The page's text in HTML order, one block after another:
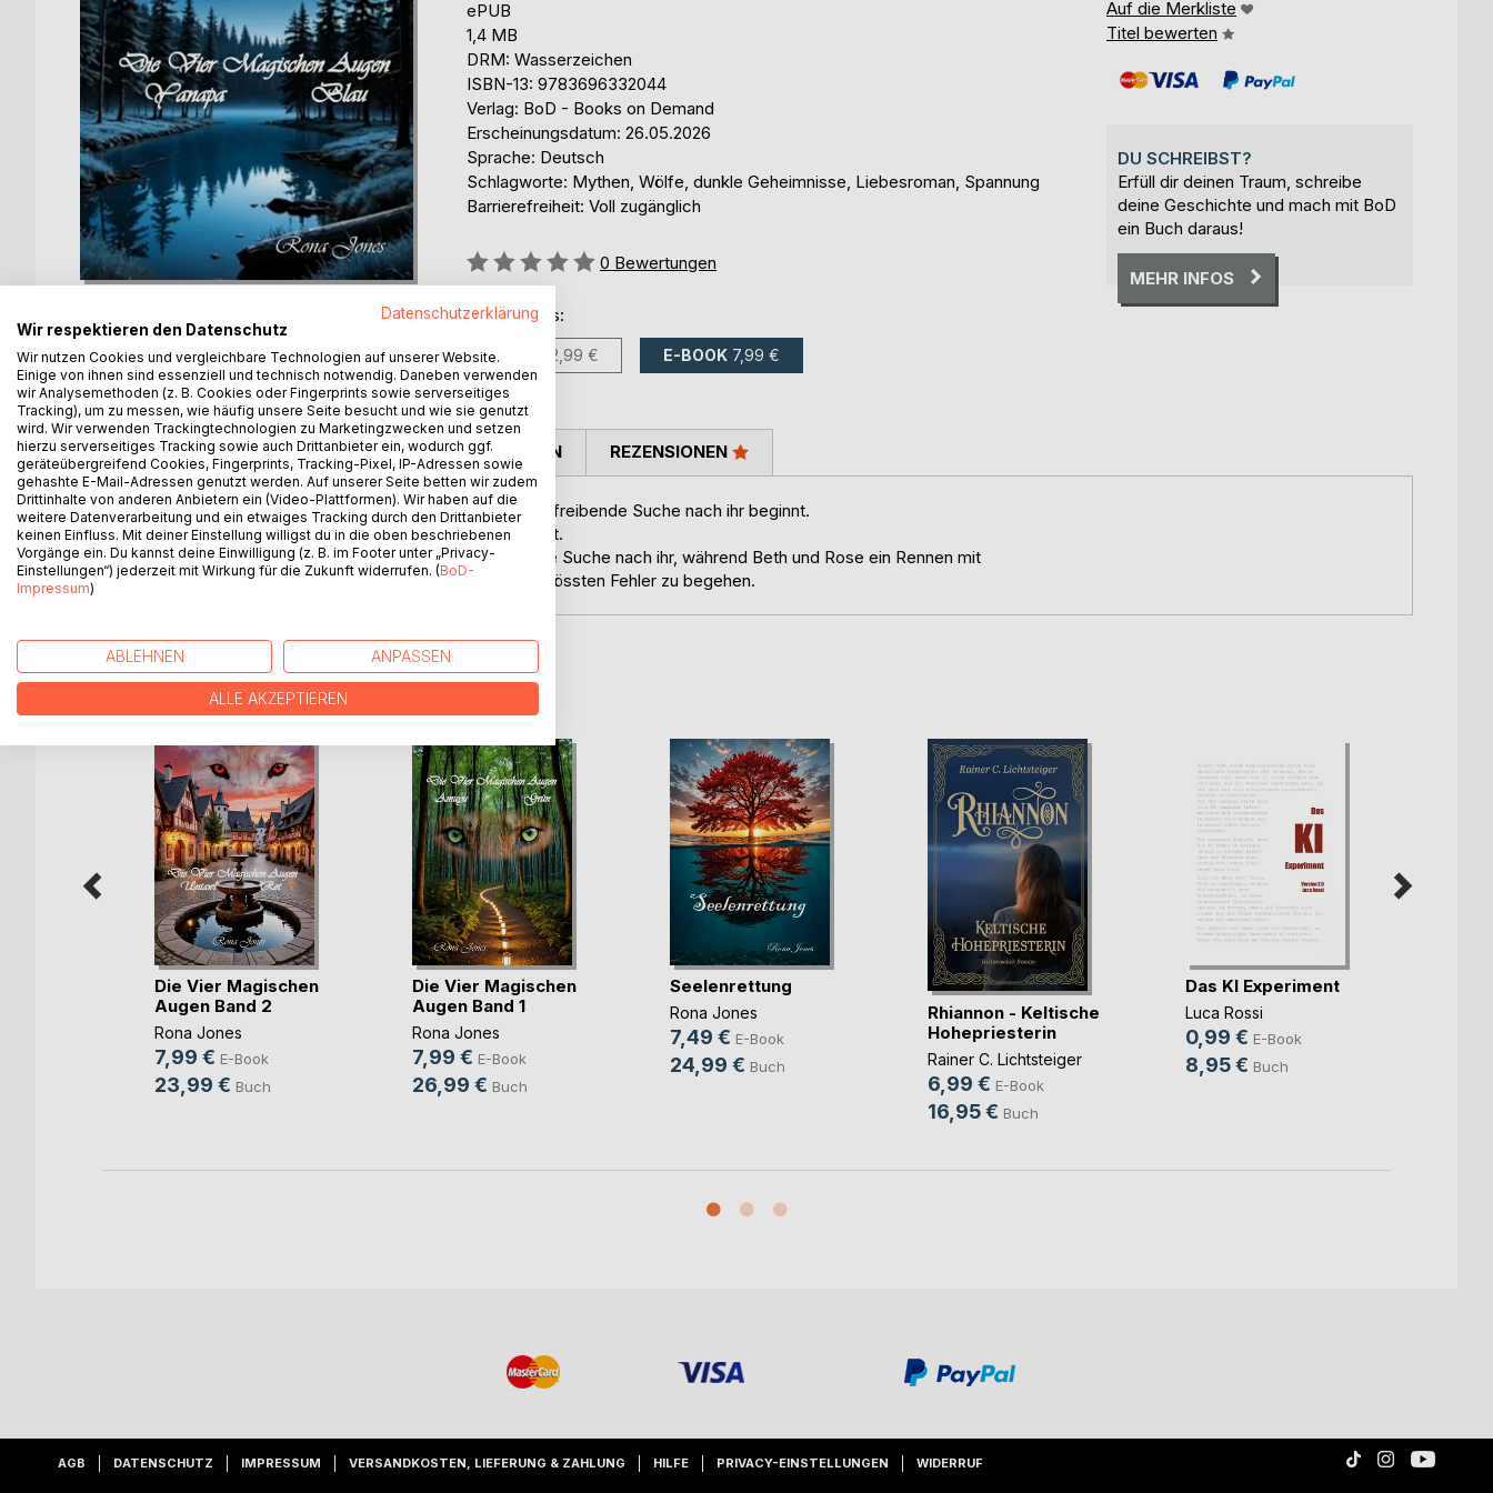
ePUB
1,4 MB
DRM: Wasserzeichen
ISBN-13: 9783696332044
Verlag: BoD - Books on Demand
Erscheinungsdatum: 26.05.2026
Sprache: Deutsch
Schlagworte: Mythen, Wölfe, dunkle Geheimnisse, Liebesroman, Spannung
Barrierefreiheit: Voll zugänglich
Bewertung::
0%
0 Bewertungen
erhältlich als:
BUCH 22,99 € E-BOOK 7,99 €
Auf die Merkliste
Titel bewerten
DU SCHREIBST?
Erfüll dir deinen Traum, schreibe
deine Geschichte und mach mit BoD
ein Buch daraus!
MEHR INFOS
BESCHREIBUNG
Melinda verschwindet plötzlich spurlos und eine nervenaufreibende Suche nach ihr beginnt.
Alle erhoffen sich die Hilfe der Wölfe, doch nichts passiert.
Daher machen sich Meiko, Muon und Jaden alleine auf die Suche nach ihr, während Beth und Rose ein Rennen mit
der Zeit abhalten, um Jo davon abzuhalten einen seiner grössten Fehler zu begehen.
AUTOR/IN PRESSESTIMMEN REZENSIONEN
WEITERE TITEL BEIBoD
Die Vier Magischen
Augen Band 2
Rona Jones
7,99 € E-Book
23,99 € Buch
Die Vier Magischen
Augen Band 1
Rona Jones
7,99 € E-Book
26,99 € Buch
Seelenrettung
Rona Jones
7,49 € E-Book
24,99 € Buch
Rhiannon - Keltische
Hohepriesterin
Rainer C. Lichtsteiger
6,99 € E-Book
16,95 € Buch
Das KI Experiment
Luca Rossi
0,99 € E-Book
8,95 € Buch
AGB DATENSCHUTZ IMPRESSUM VERSANDKOSTEN, LIEFERUNG & ZAHLUNG HILFE PRIVACY-EINSTELLUNGEN WIDERRUF
Datenschutzerklärung
Wir respektieren den Datenschutz
Wir nutzen Cookies und vergleichbare Technologien auf unserer Website.
Einige von ihnen sind essenziell und technisch notwendig. Daneben verwenden
wir Analysemethoden (z. B. Cookies oder Fingerprints sowie serverseitiges
Tracking), um zu messen, wie häufig unsere Seite besucht und wie sie genutzt
wird. Wir verwenden Trackingtechnologien zu Marketingzwecken und setzen
hierzu serverseitiges Tracking sowie auch Drittanbieter ein, wodurch ggf.
geräteübergreifend Cookies, Fingerprints, Tracking-Pixel, IP-Adressen sowie
gehashte E-Mail-Adressen genutzt werden. Auf unserer Seite betten wir zudem
Drittinhalte von anderen Anbietern ein (Video-Plattformen). Wir haben auf die
weitere Datenverarbeitung und ein etwaiges Tracking durch den Drittanbieter
keinen Einfluss. Mit deiner Einstellung willigst du in die oben beschriebenen
Vorgänge ein. Du kannst deine Einwilligung (z. B. im Footer unter „Privacy-
Einstellungen“) jederzeit mit Wirkung für die Zukunft widerrufen. (BoD-
Impressum)
ABLEHNEN ANPASSEN
ALLE AKZEPTIEREN